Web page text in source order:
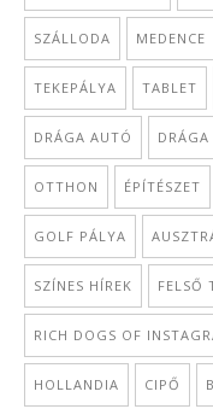
SZÁLLODA MEDENCE
TEKEPÁLYA TABLET
DRÁGA AUTÓ
OTTHON ÉPÍTÉSZET
GOLF PÁLYA
SZÍNES HÍREK FELSŐ
RICH DOGS OF
HOLLANDIA CIPŐ